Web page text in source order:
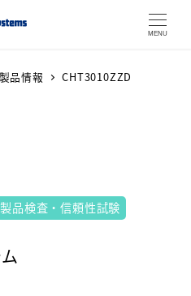
MENU
製品情報 CHT3010ZZD
製品検査・信頼性試験